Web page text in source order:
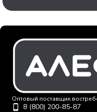
Оптовый поставщик
8 (800) 200-85-87